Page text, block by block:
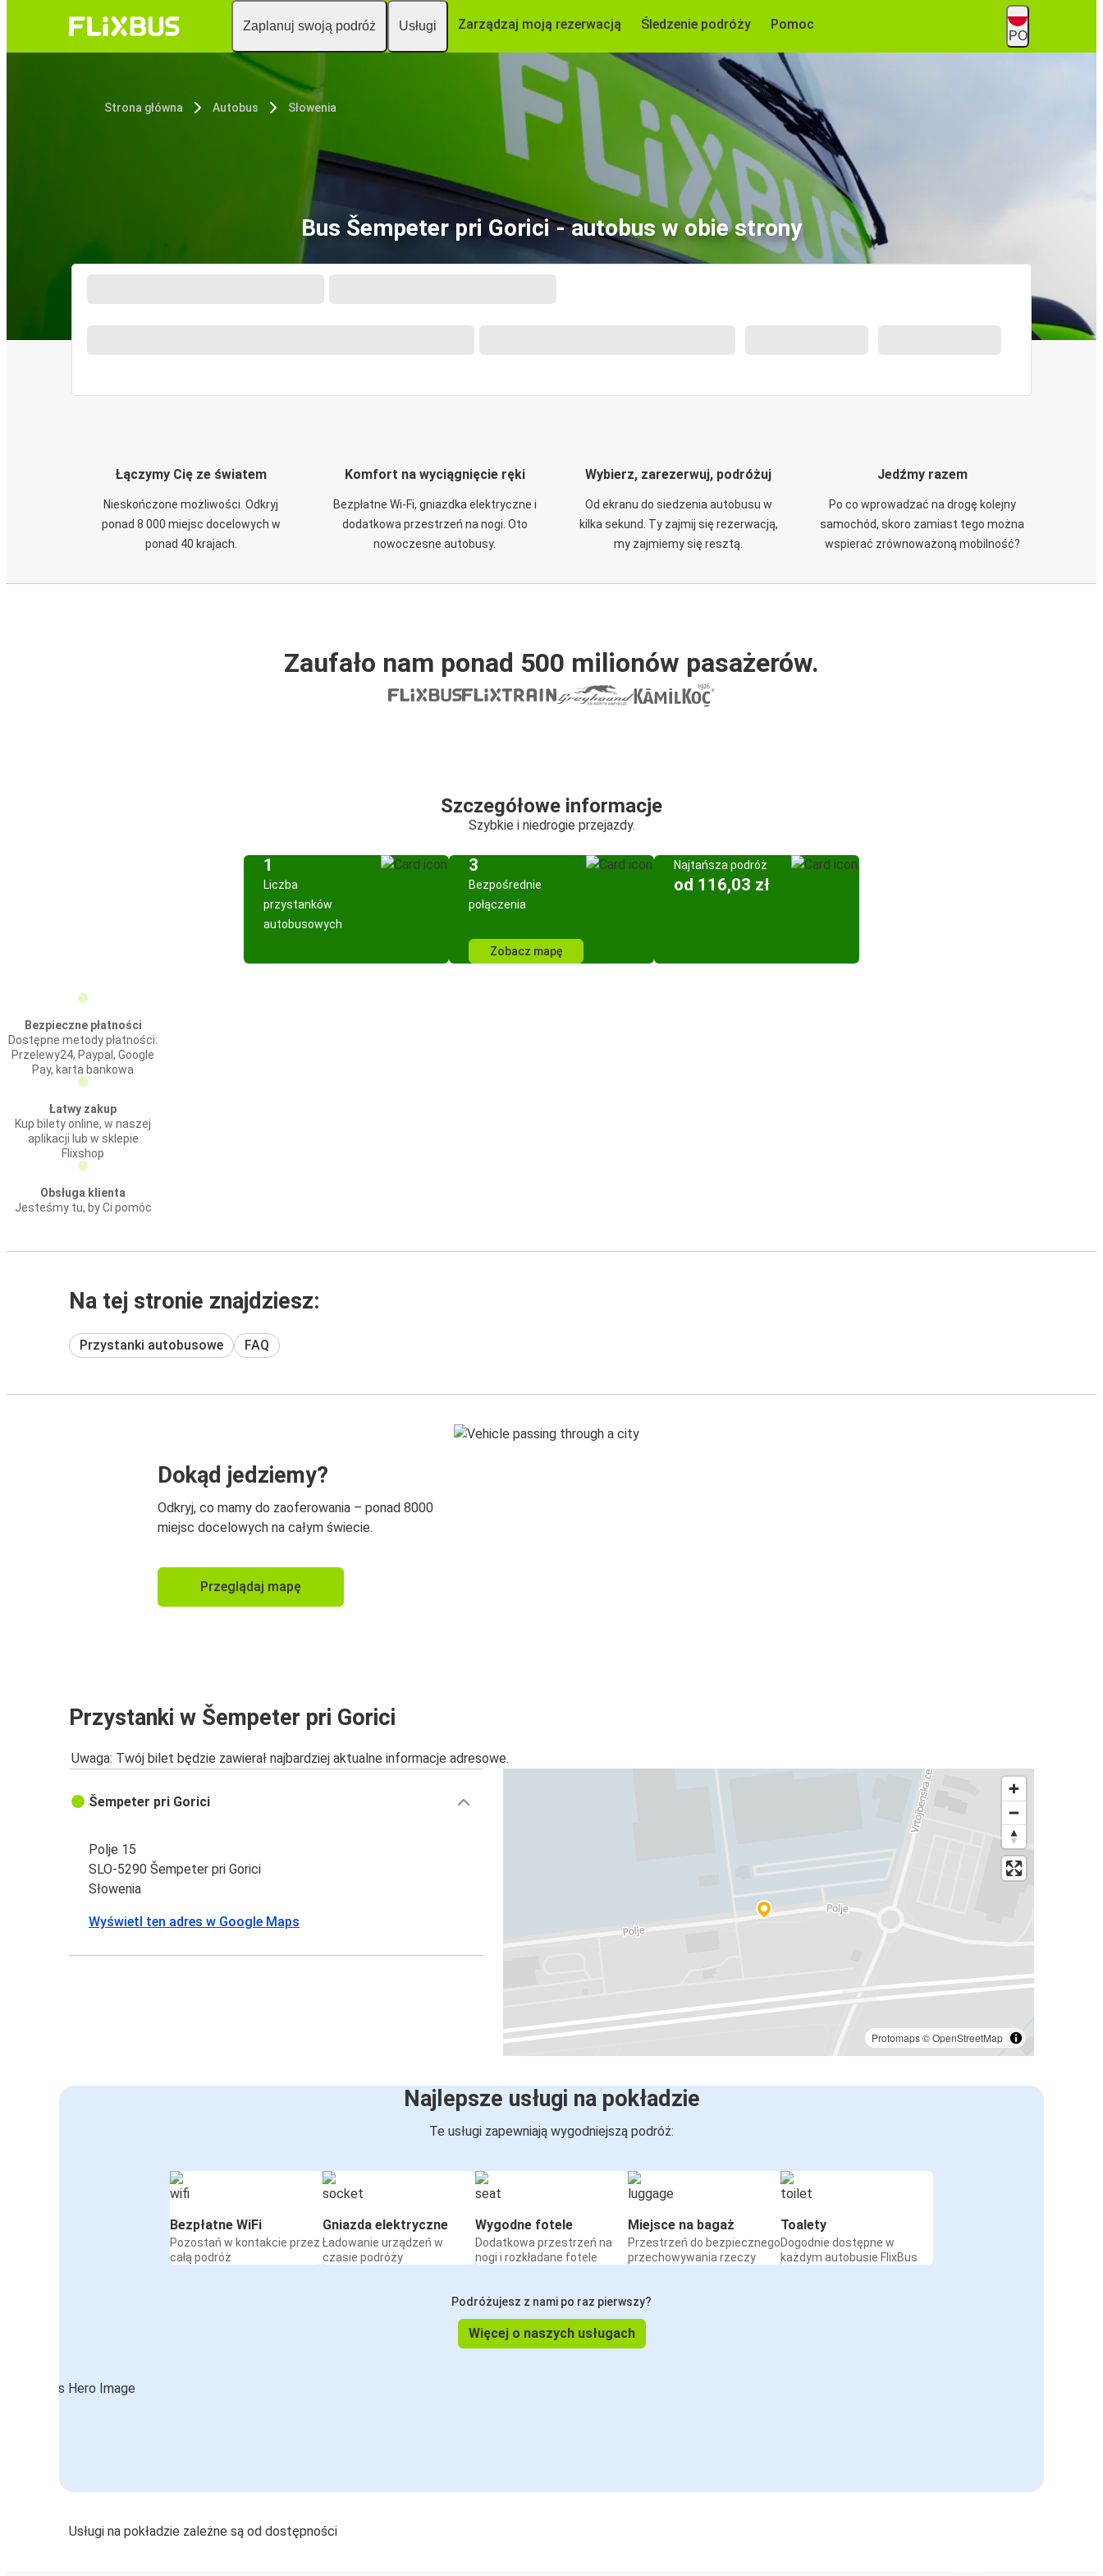
Zaplanuj swoją podróż Usługi Zarządzaj moją rezerwacją Śledzenie podróży Pomoc
PO
Strona główna Autobus Słowenia
Bus Šempeter pri Gorici - autobus w obie strony
Łączymy Cię ze światem
Nieskończone możliwości. Odkryj
ponad 8 000 miejsc docelowych w
ponad 40 krajach.
Komfort na wyciągnięcie ręki
Bezpłatne Wi-Fi, gniazdka elektryczne i
dodatkowa przestrzeń na nogi. Oto
nowoczesne autobusy.
Wybierz, zarezerwuj, podróżuj
Od ekranu do siedzenia autobusu w
kilka sekund. Ty zajmij się rezerwacją,
my zajmiemy się resztą.
Jedźmy razem
Po co wprowadzać na drogę kolejny
samochód, skoro zamiast tego można
wspierać zrównoważoną mobilność?
Zaufało nam ponad 500 milionów pasażerów.
Szczegółowe informacje
Szybkie i niedrogie przejazdy.
1
Liczba
przystanków
autobusowych
3
Bezpośrednie
połączenia
Zobacz mapę
Najtańsza podróż
od 116,03 zł
Bezpieczne płatności
Dostępne metody płatności:
Przelewy24, Paypal, Google
Pay, karta bankowa
Łatwy zakup
Kup bilety online, w naszej
aplikacji lub w sklepie
Flixshop
Obsługa klienta
Jesteśmy tu, by Ci pomóc
Na tej stronie znajdziesz:
Przystanki autobusowe FAQ
Dokąd jedziemy?
Odkryj, co mamy do zaoferowania – ponad 8000
miejsc docelowych na całym świecie.
Przeglądaj mapę
Przystanki w Šempeter pri Gorici
Uwaga: Twój bilet będzie zawierał najbardziej aktualne informacje adresowe.
Protomaps©OpenStreetMap
Šempeter pri Gorici
Polje 15
SLO-5290 Šempeter pri Gorici
Słowenia
Wyświetl ten adres w Google Maps
Najlepsze usługi na pokładzie
Te usługi zapewniają wygodniejszą podróż:
Bezpłatne WiFi
Pozostań w kontakcie przez
całą podróż
Gniazda elektryczne
Ładowanie urządzeń w
czasie podróży
Wygodne fotele
Dodatkowa przestrzeń na
nogi i rozkładane fotele
Miejsce na bagaż
Przestrzeń do bezpiecznego
przechowywania rzeczy
Toalety
Dogodnie dostępne w
każdym autobusie FlixBus
Podróżujesz z nami po raz pierwszy?
Więcej o naszych usługach
Usługi na pokładzie zależne są od dostępności